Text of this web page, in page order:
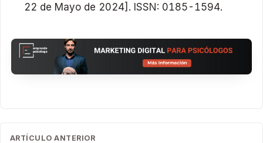
22 de Mayo de 2024]. ISSN: 0185-1594.
ARTÍCULO ANTERIOR